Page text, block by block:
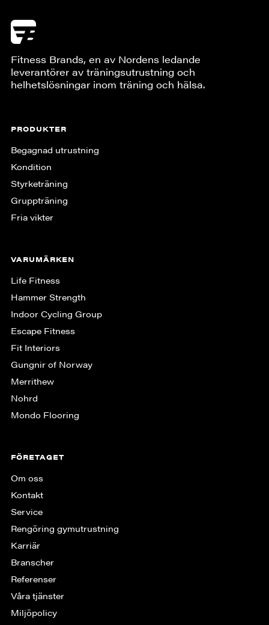
Fitness Brands, en av Nordens ledande
leverantörer av träningsutrustning och
helhetslösningar inom träning och hälsa.
PRODUKTER
Begagnad utrustning
Kondition
Styrketräning
Gruppträning
Fria vikter
VARUMÄRKEN
Life Fitness
Hammer Strength
Indoor Cycling Group
Escape Fitness
Fit Interiors
Gungnir of Norway
Merrithew
Nohrd
Mondo Flooring
FÖRETAGET
Om oss
Kontakt
Service
Rengöring gymutrustning
Karriär
Branscher
Referenser
Våra tjänster
Miljöpolicy